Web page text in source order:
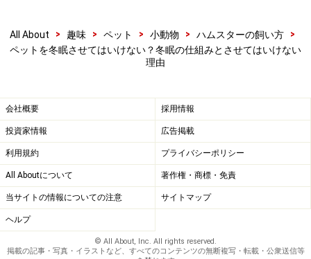
するクマにおいては、自分で判断して目を覚まし、ごは
んを食べていますので冬眠による餓死というのはほぼ
会えないのも寂しいです
個人的には、冬眠させてしまうと冬の間会えない・遊べ
ないので寂しいというのも理由だったりします。共に暮
らす家族が数ヶ月にわたって寝ているだけだなんて、悲
しいもの。させないでも健康に影響は無いどころか逆に
いいくらいなんですから、
います。
All About > 趣味 > ペット > 小動物 > ハムスターの飼い方
>
ペットを冬眠させてはいけない？冬眠の仕組みとさせてはいけない
理由
会社概要 採用情報
投資家情報 広告掲載
利用規約 プライバシーポリシー
All Aboutについて 著作権・商標・免責
当サイトの情報についての注意 サイトマップ
ヘルプ
© All About, Inc. All rights reserved.
掲載の記事・写真・イラストなど、すべてのコンテンツの無断複写・転載・公衆送信等